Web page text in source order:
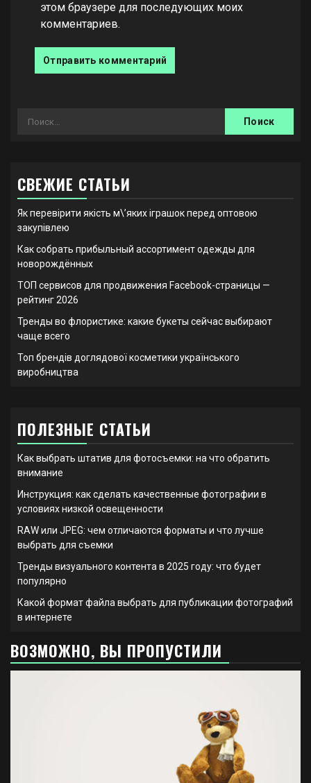
этом браузере для последующих моих
комментариев.
Найти:
СВЕЖИЕ СТАТЬИ
Як перевірити якість м\’яких іграшок перед оптовою
закупівлею
Как собрать прибыльный ассортимент одежды для
новорождённых
ТОП сервисов для продвижения Facebook-страницы —
рейтинг 2026
Тренды во флористике: какие букеты сейчас выбирают
чаще всего
Топ брендів доглядової косметики українського
виробництва
ПОЛЕЗНЫЕ СТАТЬИ
Как выбрать штатив для фотосъемки: на что обратить
внимание
Инструкция: как сделать качественные фотографии в
условиях низкой освещенности
RAW или JPEG: чем отличаются форматы и что лучше
выбрать для съемки
Тренды визуального контента в 2025 году: что будет
популярно
Какой формат файла выбрать для публикации фотографий
в интернете
ВОЗМОЖНО, ВЫ ПРОПУСТИЛИ